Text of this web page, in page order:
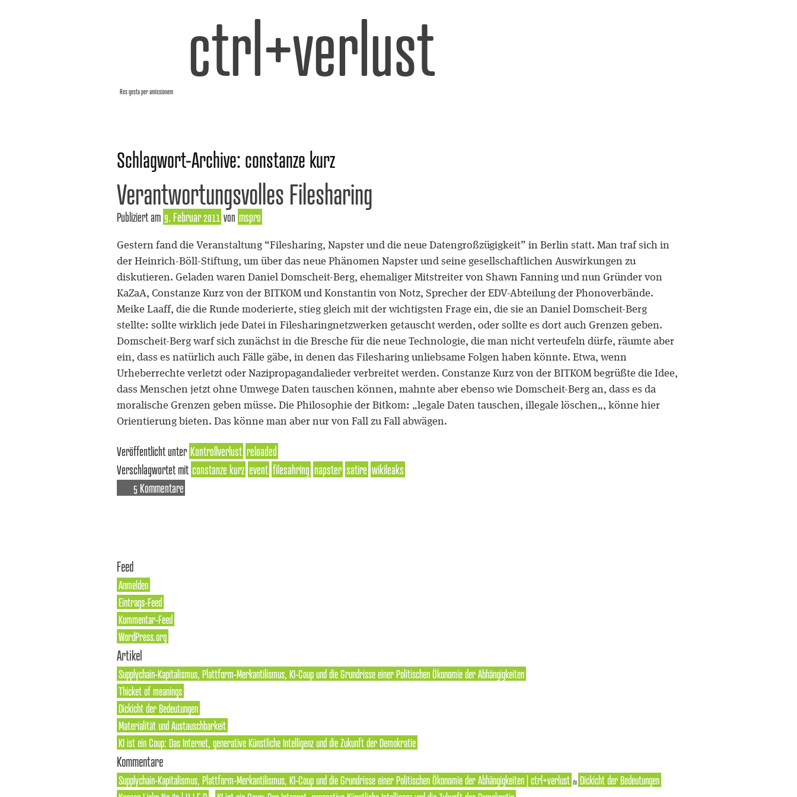
ctrl+verlust
Res gesta per amissionem
Schlagwort-Archive:constanze kurz
Verantwortungsvolles Filesharing
Publiziert am 9. Februar 2011 von mspro
Gestern fand die Veranstaltung “Filesharing, Napster und die neue Datengroßzügigkeit” in Berlin statt. Man traf sich in
der Heinrich-Böll-Stiftung, um über das neue Phänomen Napster und seine gesellschaftlichen Auswirkungen zu
diskutieren. Geladen waren Daniel Domscheit-Berg, ehemaliger Mitstreiter von Shawn Fanning und nun Gründer von
KaZaA, Constanze Kurz von der BITKOM und Konstantin von Notz, Sprecher der EDV-Abteilung der Phonoverbände.
Meike Laaff, die die Runde moderierte, stieg gleich mit der wichtigsten Frage ein, die sie an Daniel Domscheit-Berg
stellte: sollte wirklich jede Datei in Filesharingnetzwerken getauscht werden, oder sollte es dort auch Grenzen geben.
Domscheit-Berg warf sich zunächst in die Bresche für die neue Technologie, die man nicht verteufeln dürfe, räumte aber
ein, dass es natürlich auch Fälle gäbe, in denen das Filesharing unliebsame Folgen haben könnte. Etwa, wenn
Urheberrechte verletzt oder Nazipropagandalieder verbreitet werden. Constanze Kurz von der BITKOM begrüßte die Idee,
dass Menschen jetzt ohne Umwege Daten tauschen können, mahnte aber ebenso wie Domscheit-Berg an, dass es da
moralische Grenzen geben müsse. Die Philosophie der Bitkom: „legale Daten tauschen, illegale löschen„, könne hier
Orientierung bieten. Das könne man aber nur von Fall zu Fall abwägen.
Veröffentlicht unter Kontrollverlust reloaded
Verschlagwortet mit constanze kurz event filesahring napster satire wikileaks
5 Kommentare
Feed
Anmelden
Eintrags-Feed
Kommentar-Feed
WordPress.org
Artikel
Supplychain-Kapitalismus, Plattform-Merkantilismus, KI-Coup und die Grundrisse einer Politischen Ökonomie der Abhängigkeiten
Thicket of meanings
Dickicht der Bedeutungen
Materialität und Austauschbarkeit
KI ist ein Coup: Das Internet, generative Künstliche Intelligenz und die Zukunft der Demokratie
Kommentare
Supplychain-Kapitalismus, Plattform-Merkantilismus, KI-Coup und die Grundrisse einer Politischen Ökonomie der Abhängigkeiten | ctrl+verlust zu Dickicht der Bedeutungen